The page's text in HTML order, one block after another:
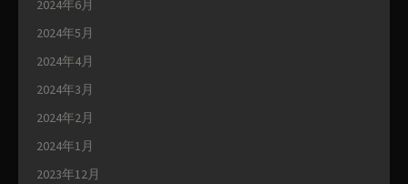
2024年6月
2024年5月
2024年4月
2024年3月
2024年2月
2024年1月
2023年12月